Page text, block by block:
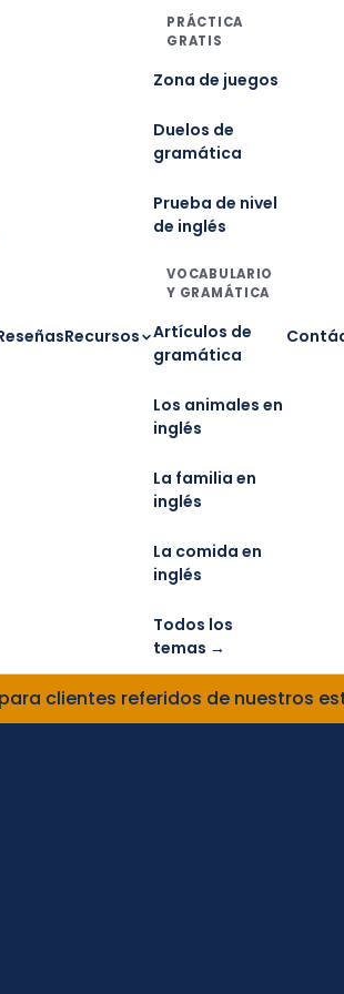
Recursos
PRÁCTICA
GRATIS
Zona de juegos
Duelos de
gramática
Prueba de nivel
de inglés
VOCABULARIO
Y GRAMÁTICA
Artículos de
gramática
Los animales en
inglés
La familia en
inglés
La comida en
inglés
Todos los
temas →
clientes referidos de nuestros